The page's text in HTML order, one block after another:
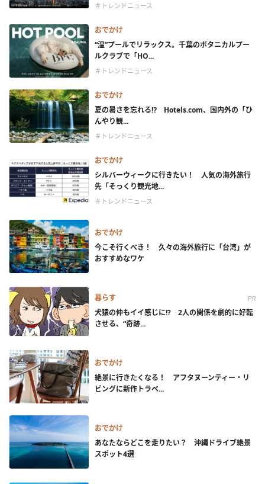
＃トレンドニュース
おでかけ
“温”プールでリラックス。千葉のボタニカルプー
ルクラブで「HO...
＃トレンドニュース
おでかけ
夏の暑さを忘れる⁉ Hotels.com、国内外の「ひ
んやり観...
＃トレンドニュース
おでかけ
シルバーウィークに行きたい！ 人気の海外旅行
先「そっくり観光地...
＃トレンドニュース
おでかけ
今こそ行くべき！ 久々の海外旅行に「台湾」が
おすすめなワケ
暮らす PR
犬猿の仲もイイ感じに!? 2人の関係を劇的に好転
させる、“奇跡...
おでかけ
絶景に行きたくなる！ アフタヌーンティー・リ
ビングに新作トラベ...
おでかけ
あなたならどこを走りたい？ 沖縄ドライブ絶景
スポット4選